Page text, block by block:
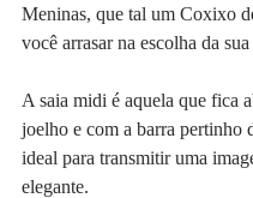
Meninas, que tal um Coxixo
você arrasar na escolha da sua
A saia midi é aquela que fica
joelho e com a barra pertinho
ideal para transmitir uma
elegante.